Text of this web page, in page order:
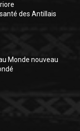
des Antillais
Monde nouveau